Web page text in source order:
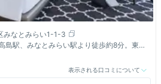
みなとみらい1-1-3
島駅、みなとみらい駅より徒歩約8分。東海
表示される口コミについて